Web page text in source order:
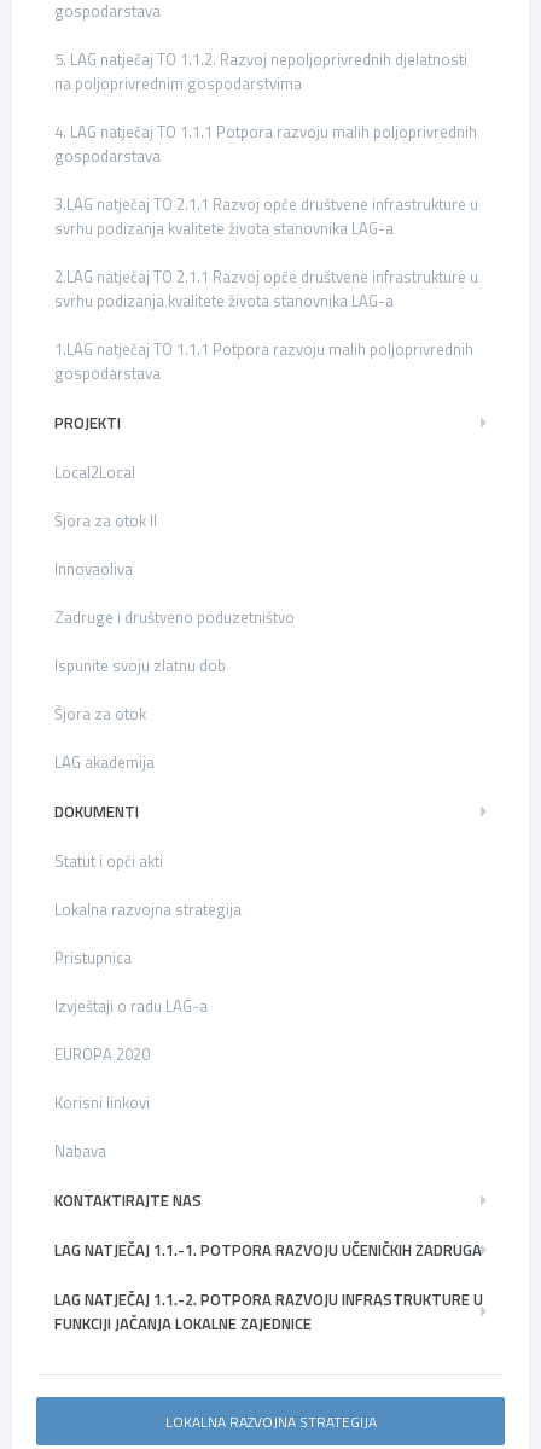
gospodarstava
5. LAG natječaj TO 1.1.2. Razvoj nepoljoprivrednih djelatnosti
na poljoprivrednim gospodarstvima
4. LAG natječaj TO 1.1.1 Potpora razvoju malih poljoprivrednih
gospodarstava
3.LAG natječaj TO 2.1.1 Razvoj opće društvene infrastrukture u
svrhu podizanja kvalitete života stanovnika LAG-a
2.LAG natječaj TO 2.1.1 Razvoj opće društvene infrastrukture u
svrhu podizanja kvalitete života stanovnika LAG-a
1.LAG natječaj TO 1.1.1 Potpora razvoju malih poljoprivrednih
gospodarstava
PROJEKTI
Local2Local
Šjora za otok II
Innovaoliva
Zadruge i društveno poduzetništvo
Ispunite svoju zlatnu dob
Šjora za otok
LAG akademija
DOKUMENTI
Statut i opći akti
Lokalna razvojna strategija
Pristupnica
Izvještaji o radu LAG-a
EUROPA 2020
Korisni linkovi
Nabava
KONTAKTIRAJTE NAS
LAG NATJEČAJ 1.1.-1. POTPORA RAZVOJU UČENIČKIH ZADRUGA
LAG NATJEČAJ 1.1.-2. POTPORA RAZVOJU INFRASTRUKTURE U
FUNKCIJI JAČANJA LOKALNE ZAJEDNICE
LOKALNA RAZVOJNA STRATEGIJA